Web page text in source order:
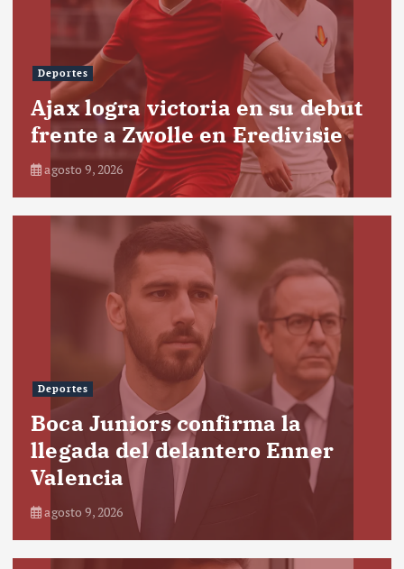
Deportes
Ajax logra victoria en su debut
frente a Zwolle en Eredivisie
agosto 9, 2026
Deportes
Boca Juniors confirma la
llegada del delantero Enner
Valencia
agosto 9, 2026